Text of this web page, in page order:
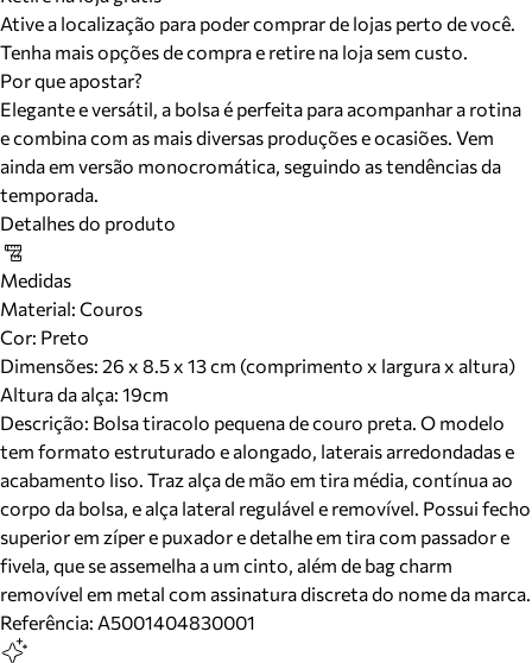
Ative a localização para poder comprar de lojas perto de você.
Tenha mais opções de compra e retire na loja sem custo.
Por que apostar?
Elegante e versátil, a bolsa é perfeita para acompanhar a rotina
e combina com as mais diversas produções e ocasiões. Vem
ainda em versão monocromática, seguindo as tendências da
temporada.
Detalhes do produto
Medidas
Material: Couros
Cor: Preto
Dimensões: 26 x 8.5 x 13 cm (comprimento x largura x altura)
Altura da alça: 19cm
Descrição: Bolsa tiracolo pequena de couro preta. O modelo
tem formato estruturado e alongado, laterais arredondadas e
acabamento liso. Traz alça de mão em tira média, contínua ao
corpo da bolsa, e alça lateral regulável e removível. Possui fecho
superior em zíper e puxador e detalhe em tira com passador e
fivela, que se assemelha a um cinto, além de bag charm
removível em metal com assinatura discreta do nome da marca.
Referência: A5001404830001